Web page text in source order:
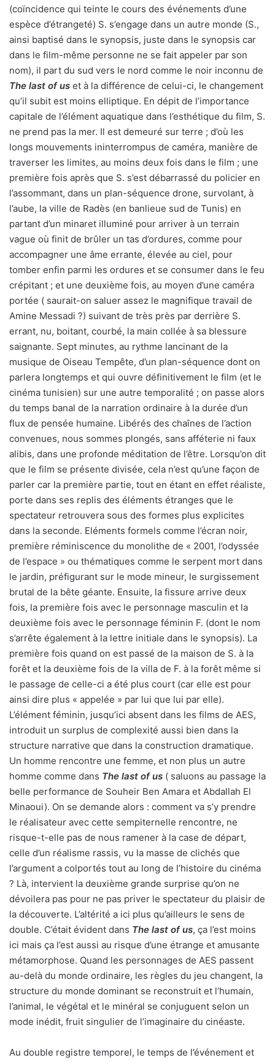
(coïncidence qui teinte le cours des événements d’une
espèce d’étrangeté) S. s’engage dans un autre monde (S.,
ainsi baptisé dans le synopsis, juste dans le synopsis car
dans le film-même personne ne se fait appeler par son
nom), il part du sud vers le nord comme le noir inconnu de
The last of us et à la différence de celui-ci, le changement
qu’il subit est moins elliptique. En dépit de l’importance
capitale de l’élément aquatique dans l’esthétique du film, S.
ne prend pas la mer. Il est demeuré sur terre ; d’où les
longs mouvements ininterrompus de caméra, manière de
traverser les limites, au moins deux fois dans le film ; une
première fois après que S. s’est débarrassé du policier en
l’assommant, dans un plan-séquence drone, survolant, à
l’aube, la ville de Radès (en banlieue sud de Tunis) en
partant d’un minaret illuminé pour arriver à un terrain
vague où finit de brûler un tas d’ordures, comme pour
accompagner une âme errante, élevée au ciel, pour
tomber enfin parmi les ordures et se consumer dans le feu
crépitant ; et une deuxième fois, au moyen d’une caméra
portée ( saurait-on saluer assez le magnifique travail de
Amine Messadi ?) suivant de très près par derrière S.
errant, nu, boitant, courbé, la main collée à sa blessure
saignante. Sept minutes, au rythme lancinant de la
musique de Oiseau Tempête, d’un plan-séquence dont on
parlera longtemps et qui ouvre définitivement le film (et le
cinéma tunisien) sur une autre temporalité ; on passe alors
du temps banal de la narration ordinaire à la durée d’un
flux de pensée humaine. Libérés des chaînes de l’action
convenues, nous sommes plongés, sans afféterie ni faux
alibis, dans une profonde méditation de l’être. Lorsqu’on dit
que le film se présente divisée, cela n’est qu’une façon de
parler car la première partie, tout en étant en effet réaliste,
porte dans ses replis des éléments étranges que le
spectateur retrouvera sous des formes plus explicites
dans la seconde. Eléments formels comme l’écran noir,
première réminiscence du monolithe de « 2001, l’odyssée
de l’espace » ou thématiques comme le serpent mort dans
le jardin, préfigurant sur le mode mineur, le surgissement
brutal de la bête géante. Ensuite, la fissure arrive deux
fois, la première fois avec le personnage masculin et la
deuxième fois avec le personnage féminin F. (dont le nom
s’arrête également à la lettre initiale dans le synopsis). La
première fois quand on est passé de la maison de S. à la
forêt et la deuxième fois de la villa de F. à la forêt même si
le passage de celle-ci a été plus court (car elle est pour
ainsi dire plus « appelée » par lui que lui par elle).
L’élément féminin, jusqu’ici absent dans les films de AES,
introduit un surplus de complexité aussi bien dans la
structure narrative que dans la construction dramatique.
Un homme rencontre une femme, et non plus un autre
homme comme dans The last of us ( saluons au passage la
belle performance de Souheir Ben Amara et Abdallah El
Minaoui). On se demande alors : comment va s’y prendre
le réalisateur avec cette sempiternelle rencontre, ne
risque-t-elle pas de nous ramener à la case de départ,
celle d’un réalisme rassis, vu la masse de clichés que
l’argument a colportés tout au long de l’histoire du cinéma
? Là, intervient la deuxième grande surprise qu’on ne
dévoilera pas pour ne pas priver le spectateur du plaisir de
la découverte. L’altérité a ici plus qu’ailleurs le sens de
double. C’était évident dans The last of us, ça l’est moins
ici mais ça l’est aussi au risque d’une étrange et amusante
métamorphose. Quand les personnages de AES passent
au-delà du monde ordinaire, les règles du jeu changent, la
structure du monde dominant se reconstruit et l’humain,
l’animal, le végétal et le minéral se conjuguent selon un
mode inédit, fruit singulier de l’imaginaire du cinéaste.
Au double registre temporel, le temps de l’événement et